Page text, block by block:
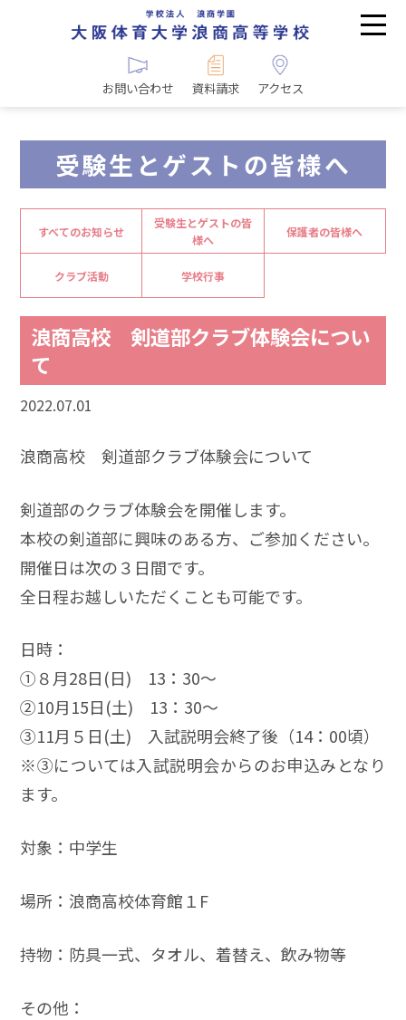
お問い合わせ 資料請求 アクセス
受験生とゲストの皆様へ
すべてのお知らせ
受験生とゲストの皆
様へ
保護者の皆様へ
クラブ活動 学校行事
浪商高校 剣道部クラブ体験会につい
て
2022.07.01
浪商高校 剣道部クラブ体験会について
剣道部のクラブ体験会を開催します。
本校の剣道部に興味のある方、ご参加ください。
開催日は次の３日間です。
全日程お越しいただくことも可能です。
日時：
➀８月28日(日) 13：30～
➁10月15日(土) 13：30～
➂11月５日(土) 入試説明会終了後（14：00頃）
※➂については入試説明会からのお申込みとなり
ます。
対象：中学生
場所：浪商高校体育館１F
持物：防具一式、タオル、着替え、飲み物等
その他：